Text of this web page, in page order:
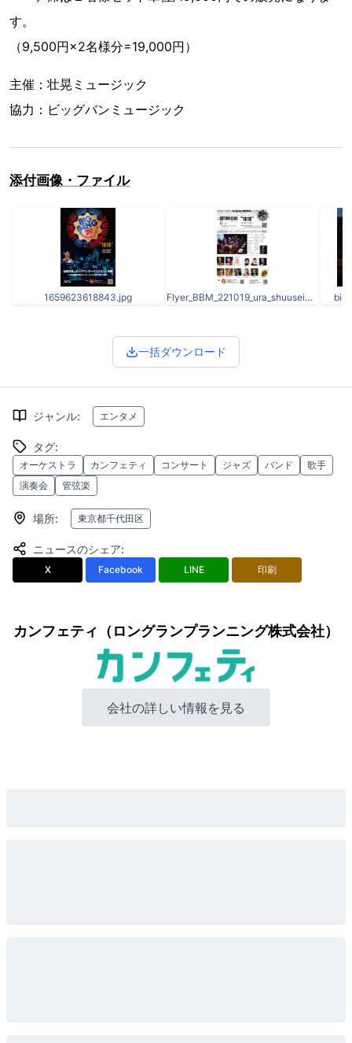
す。
（9,500円×2名様分=19,000円）
主催：壮晃ミュージック
協力：ビッグバンミュージック
添付画像・ファイル
1659623618843.jpg Flyer_BBM_221019_ura_shuusei2.jpg
一括ダウンロード
ジャンル: エンタメ
タグ:
オーケストラ カンフェティ コンサート ジャズ バンド
歌手
演奏会
管弦楽
場所: 東京都千代田区
ニュースのシェア:
X Facebook LINE 印刷
カンフェティ（ロングランプランニング株式会社）
会社の詳しい情報を見る